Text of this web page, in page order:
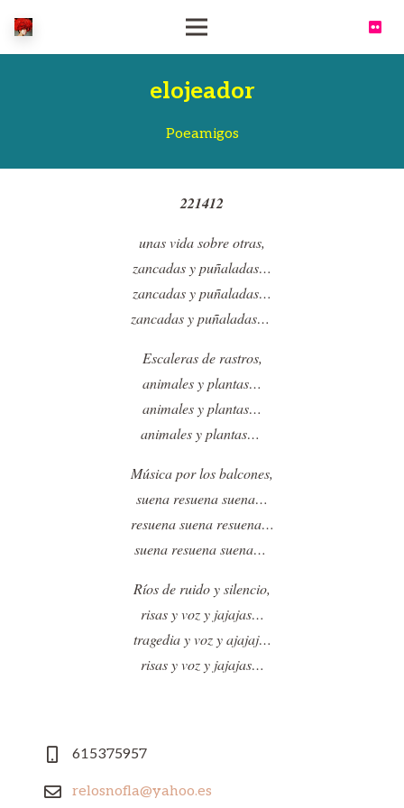
elojeador
Poeamigos
221412
unas vida sobre otras,
zancadas y puñaladas…
zancadas y puñaladas…
zancadas y puñaladas…
Escaleras de rastros,
animales y plantas…
animales y plantas…
animales y plantas…
Música por los balcones,
suena resuena suena…
resuena suena resuena…
suena resuena suena…
Ríos de ruido y silencio,
risas y voz y jajajas…
tragedia y voz y ajajaj…
risas y voz y jajajas…
615375957
relosnofla@yahoo.es